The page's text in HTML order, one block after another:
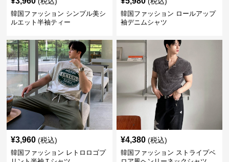
韓国ファッション シンプル美シ
ルエット半袖ティー
韓国ファッション ロールアップ
袖デニムシャツ
¥3,960 (税込)
韓国ファッション レトロロゴプ
¥4,380 (税込)
韓国ファッション ストライプベ